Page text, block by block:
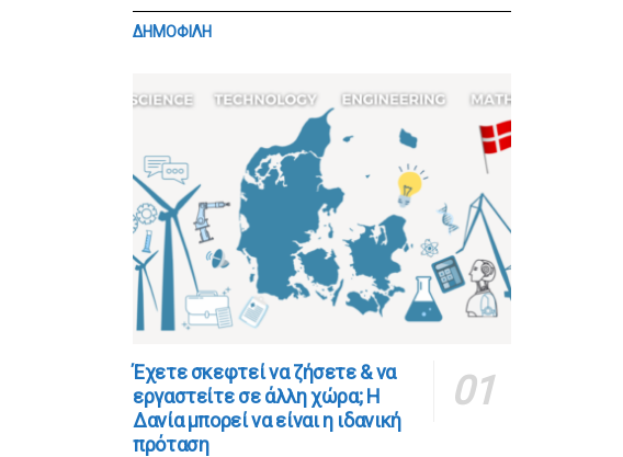
ΔΗΜΟΦΙΛΗ
​​Έχετε σκεφτεί να ζήσετε & να
εργαστείτε σε άλλη χώρα; Η
Δανία μπορεί να είναι η ιδανική
πρόταση